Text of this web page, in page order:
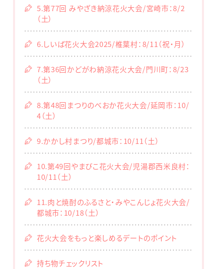
5.第77回 みやざき納涼花火大会/宮崎市：8/2
（土）
6.しいば花火大会2025/椎葉村：8/11（祝・月）
7.第36回かどがわ納涼花火大会/門川町：8/23
（土）
8.第48回まつりのべおか花火大会/延岡市：10/
4（土）
9.かかし村まつり/都城市：10/11（土）
10.第49回やまびこ花火大会/児湯郡西米良村：
10/11（土）
11.肉と焼酎のふるさと・みやこんじょ花火大会/
都城市：10/18（土）
花火大会をもっと楽しめるデートのポイント
持ち物チェックリスト